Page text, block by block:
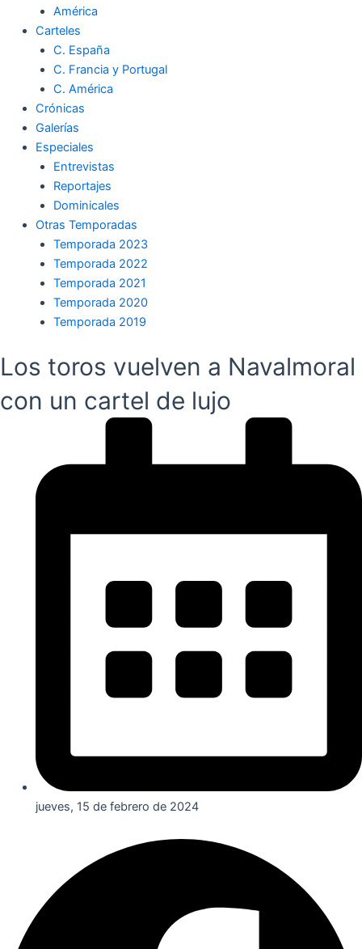
América
Carteles
C. España
C. Francia y Portugal
C. América
Crónicas
Galerías
Especiales
Entrevistas
Reportajes
Dominicales
Otras Temporadas
Temporada 2023
Temporada 2022
Temporada 2021
Temporada 2020
Temporada 2019
Los toros vuelven a Navalmoral
con un cartel de lujo
jueves, 15 de febrero de 2024